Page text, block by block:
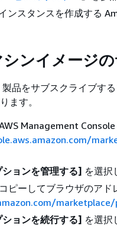
ンスタンスを作成する
ンイメージ
品をサブスクライブす
ます。
Management Console
ョンを管理する] を選択
ピーしてブラウザのアド
ョンを続行する] を選択